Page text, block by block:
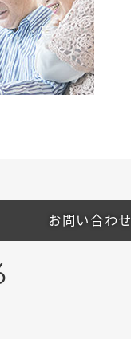
お問い合わせ